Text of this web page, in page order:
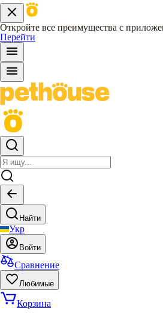
Откройте все преимущества с
Перейти
Найти
Укр
Войти
Сравнение
Любимые
Корзина